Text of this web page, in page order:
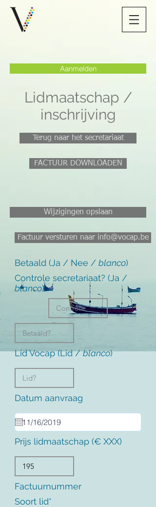
Aanmelden
Lidmaatschap /
inschrijving
Terug naar het secretariaat
FACTUUR DOWNLOADEN
Wijzigingen opslaan
Factuur versturen naar info@vocap.be
Betaald (Ja / Nee / blanco)
Controle secretariaat? (Ja /
blanco)
Lid Vocap (Lid /blanco)
Datum aanvraag
Prijs lidmaatschap (€ XXX)
Factuurnummer
Soort lid*